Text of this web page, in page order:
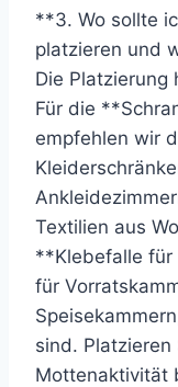
**3. Wo sollte
platzieren und
Die
Für die
empfehlen wir
Textilien aus
**Klebefalle
für
sind. Platzieren
Mottenaktivität